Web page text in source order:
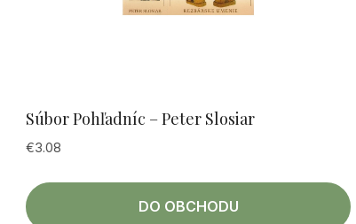
Súbor Pohľadníc – Peter Slosiar
€3.08
DO OBCHODU